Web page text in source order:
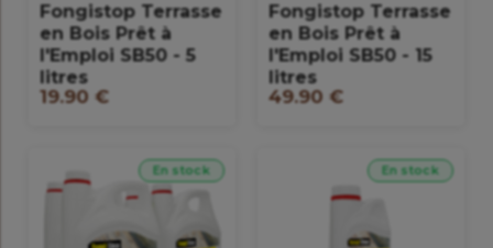
Fongistop Terrasse
en Bois Prêt à
l'Emploi SB50 - 5
litres
19.90 €
Fongistop Terrasse
en Bois Prêt à
l'Emploi SB50 - 15
litres
49.90 €
En stock En stock